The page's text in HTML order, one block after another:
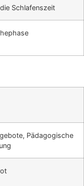
Schlafenszeit
Pädagogische